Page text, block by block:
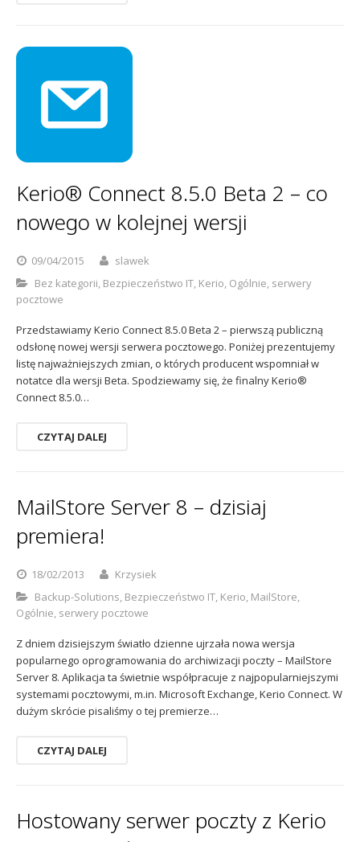
Kerio® Connect 8.5.0 Beta 2 – co
nowego w kolejnej wersji
09/04/2015
slawek
Bez kategorii, Bezpieczeństwo IT, Kerio, Ogólnie, serwery
pocztowe
Przedstawiamy Kerio Connect 8.5.0 Beta 2 – pierwszą publiczną
odsłonę nowej wersji serwera pocztowego. Poniżej prezentujemy
listę najważniejszych zmian, o których producent wspomniał w
notatce dla wersji Beta. Spodziewamy się, że finalny Kerio®
Connect 8.5.0…
CZYTAJ DALEJ
MailStore Server 8 – dzisiaj
premiera!
18/02/2013
Krzysiek
Backup-Solutions, Bezpieczeństwo IT, Kerio, MailStore,
Ogólnie, serwery pocztowe
Z dniem dzisiejszym światło dzienne ujrzała nowa wersja
popularnego oprogramowania do archiwizacji poczty – MailStore
Server 8. Aplikacja ta świetnie współpracuje z najpopularniejszymi
systemami pocztowymi, m.in. Microsoft Exchange, Kerio Connect. W
dużym skrócie pisaliśmy o tej premierze…
CZYTAJ DALEJ
Hostowany serwer poczty z Kerio